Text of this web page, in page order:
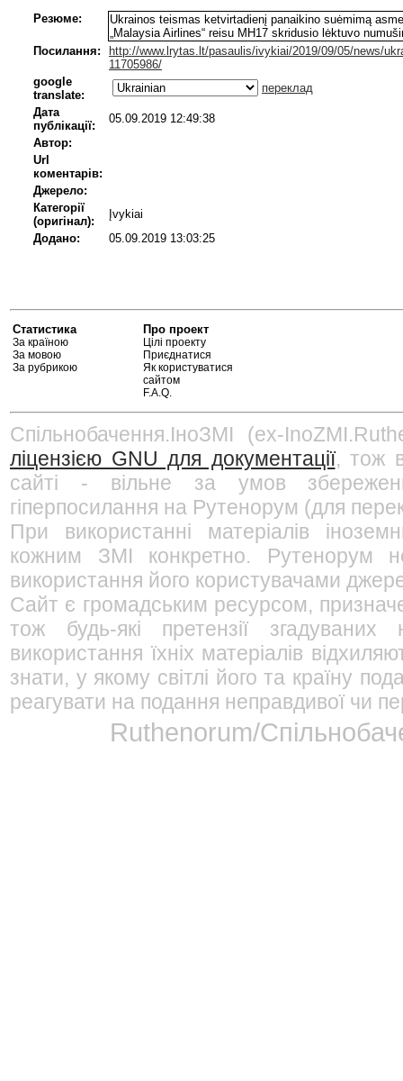
Резюме:
Ukrainos teismas ketvirtadienį panaikino suėmimą
„Malaysia Airlines“ reisu MH17 skridusio lėktuvo
Посилання:
http://www.lrytas.lt/pasaulis/ivykiai/2019/09/05/news/
11705986/
google
translate:
переклад
Дата
публікації:
05.09.2019 12:49:38
Автор:
Url
коментарів:
Джерело:
Категорії
(оригінал):
Įvykiai
Додано:
05.09.2019 13:03:25
Статистика
За країною
За мовою
За рубрикою
Про проект
Цілі проекту
Приєднатися
Як користуватися
сайтом
F.A.Q.
Спільнобачення.ІноЗМІ (ex-
ліцензією GNU для документації, тож
сайті - вільне за умов
гіперпосилання на Рутенорум (для
При використанні матеріалів
кожним ЗМІ конкретно. Рутенорум
використання його користувачами
Сайт є громадським ресурсом,
тож будь-які претензії
використання їхніх матеріалів
знати, у якому світлі його та країну
реагувати на подання неправдивої чи
Ruthenorum/